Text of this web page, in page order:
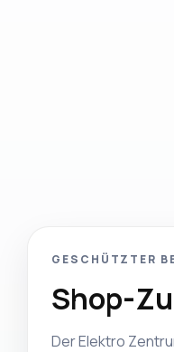
GESCHÜTZTER
Shop-
Der Elektro